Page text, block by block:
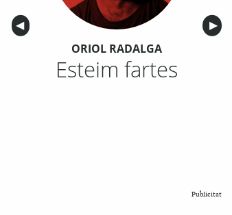
Anterior
◀︎ ▶︎
ORIOL RADALGA
Esteim fartes
Publicitat